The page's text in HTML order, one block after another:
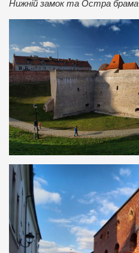
Нижній замок та Остра брама